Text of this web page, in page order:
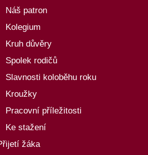
Náš patron
Kolegium
Kruh důvěry
Spolek rodičů
Slavnosti koloběhu roku
Kroužky
Pracovní příležitosti
Ke stažení
žáka